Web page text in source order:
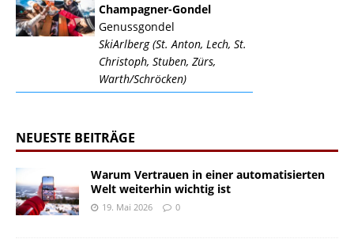
Champagner-Gondel
Genussgondel
SkiArlberg (St. Anton, Lech, St.
Christoph, Stuben, Zürs,
Warth/Schröcken)
NEUESTE BEITRÄGE
Warum Vertrauen in einer automatisierten
Welt weiterhin wichtig ist
19. Mai 2026 0